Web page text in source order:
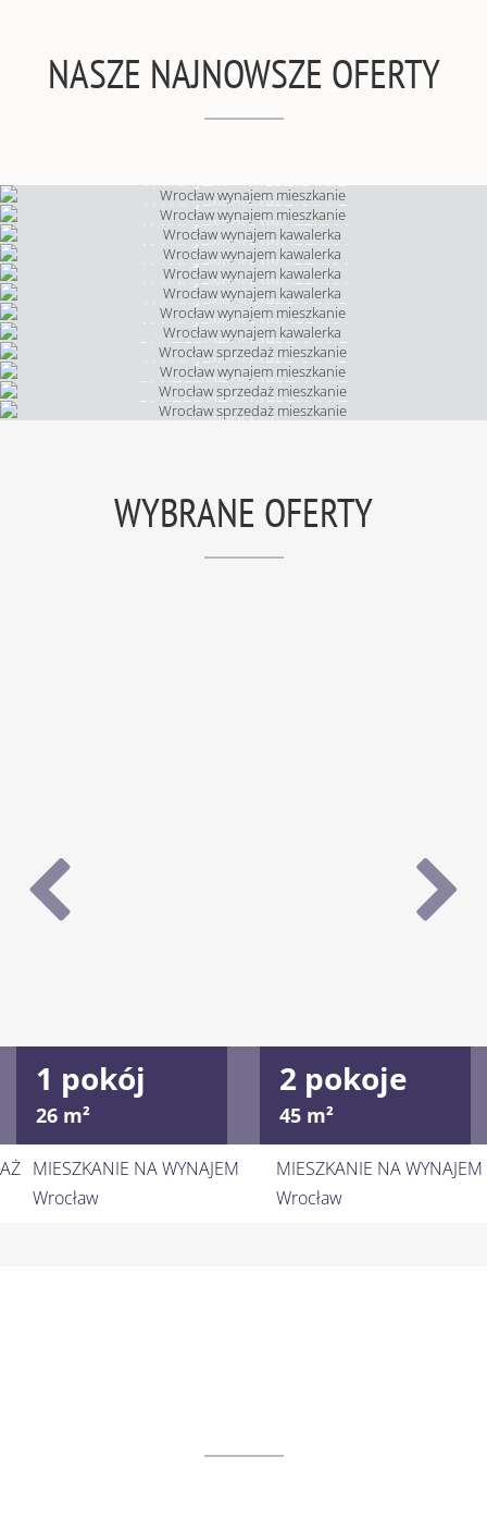
NASZE NAJNOWSZE OFERTY
WYNAJEM • MIESZKANIE
WROCŁAW
WYNAJEM • MIESZKANIE
WROCŁAW
WYNAJEM • KAWALERKA
WROCŁAW
WYNAJEM • KAWALERKA
WROCŁAW
WYNAJEM • KAWALERKA
WROCŁAW
WYNAJEM • KAWALERKA
WROCŁAW
WYNAJEM • MIESZKANIE
WROCŁAW
WYNAJEM • KAWALERKA
WROCŁAW
SPRZEDAŻ • MIESZKANIE
WROCŁAW
WYNAJEM • MIESZKANIE
WROCŁAW
SPRZEDAŻ • MIESZKANIE
WROCŁAW
SPRZEDAŻ • MIESZKANIE
WROCŁAW
WYBRANE OFERTY
1 pokój
26 m²
MIESZKANIE NA WYNAJEM
Wrocław
2 pokoje
45 m²
MIESZKANIE NA WYNAJEM
Wrocław